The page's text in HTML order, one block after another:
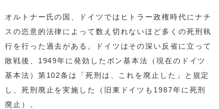
オルトナー氏の国、ドイツではヒトラー政権時代にナチ
スの恣意的法律によって数え切れないほど多くの死刑執
行を行った過去がある。ドイツはその深い反省に立って
敗戦後、1949年に発効したボン基本法（現在のドイツ
基本法）第102条は「死刑は、これを廃止した」と規定
し、死刑廃止を実施した（旧東ドイツも1987年に死刑
廃止）。